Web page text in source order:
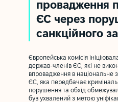
провадження
ЄС через
санкційного
Європейська комісія
держав-членів ЄС, які не
впровадження в національне
ЄС, яка передбачає
порушення та обхід
був ухвалений з метою